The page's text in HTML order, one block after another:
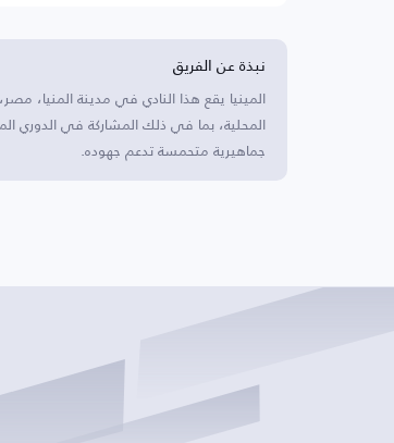
نبذة عن الفريق
المينيا يقع هذا النادي في مدينة المنيا،
المحلية، بما في ذلك المشاركة في الدوري
جماهيرية متحمسة تدعم جهوده.